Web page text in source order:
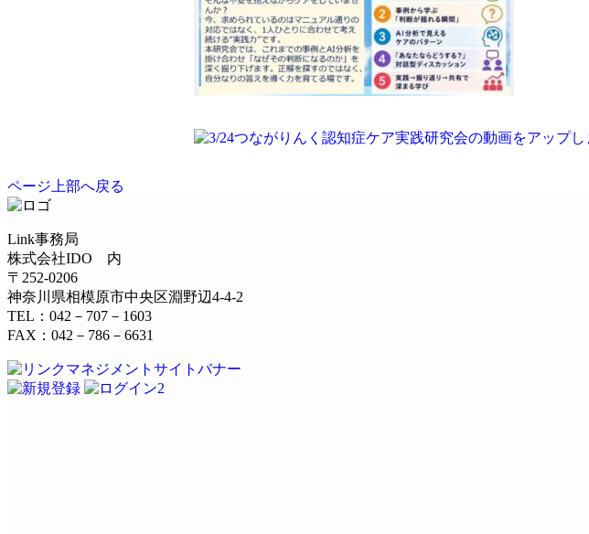
ページ上部へ戻る
Link事務局
株式会社IDO 内
〒252-0206
神奈川県相模原市中央区淵野辺4-4-2
TEL：042－707－1603
FAX：042－786－6631